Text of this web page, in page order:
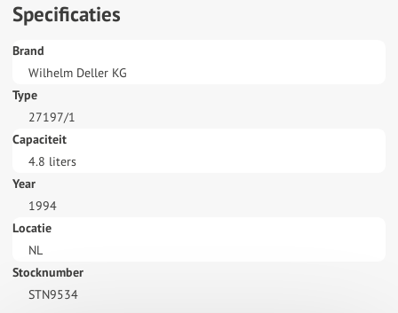
Specificaties
Brand
Wilhelm Deller KG
Type
27197/1
Capaciteit
4.8 liters
Year
1994
Locatie
NL
Stocknumber
STN9534